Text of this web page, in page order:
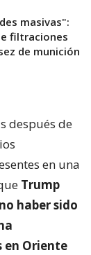
masivas":
filtraciones
de munición
después de
en una
Trump
haber sido
en Oriente